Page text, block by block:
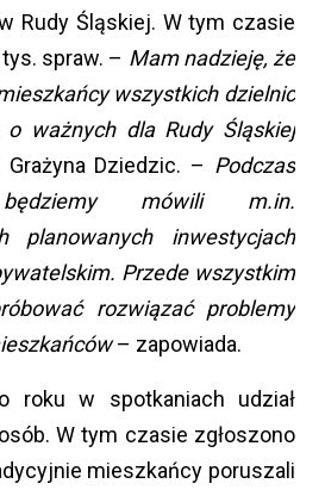
Rudy Śląskiej. W tym czasie
spraw. – Mam nadzieję, że
wszystkich dzielnic
o ważnych dla Rudy Śląskiej
Grażyna Dziedzic. – Podczas
mówili m.in.
planowanych inwestycjach
Przede wszystkim
rozwiązać problemy
– zapowiada.
roku w spotkaniach udział
W tym czasie zgłoszono
mieszkańcy poruszali